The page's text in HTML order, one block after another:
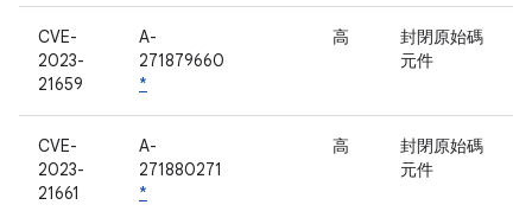
CVE-
2023-
21659
A-
271879660
*
高
封閉原始碼
元件
CVE-
2023-
21661
A-
271880271
*
高
封閉原始碼
元件